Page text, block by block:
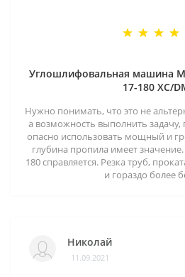
Углошлифовальная машина
17-180 XC/
Нужно понимать, что это не
а возможность выполнить задачу,
опасно использовать мощный и
глубина пропила имеет
180 справляется. Резка труб,
и гораздо более
Николай
11.09.2021